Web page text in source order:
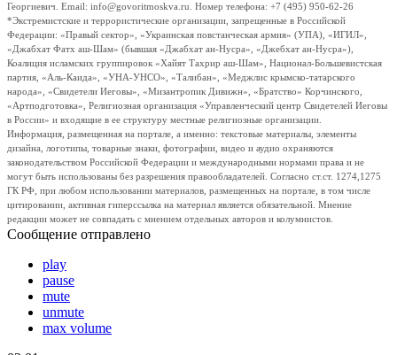
Георгиевич. Email: info@govoritmoskva.ru. Номер телефона: +7 (495) 950-62-26
*Экстремистские и террористические организации, запрещенные в Российской
Федерации: «Правый сектор», «Украинская повстанческая армия» (УПА), «ИГИЛ»,
«Джабхат Фатх аш-Шам» (бывшая «Джабхат ан-Нусра», «Джебхат ан-Нусра»),
Коалиция исламских группировок «Хайят Тахрир аш-Шам», Национал-Большевистская
партия, «Аль-Каида», «УНА-УНСО», «Талибан», «Меджлис крымско-татарского
народа», «Свидетели Иеговы», «Мизантропик Дивижн», «Братство» Корчинского,
«Артподготовка», Религиозная организация «Управленческий центр Свидетелей Иеговы
в России» и входящие в ее структуру местные религиозные организации.
Информация, размещенная на портале, а именно: текстовые материалы, элементы
дизайна, логотипы, товарные знаки, фотографии, видео и аудио охраняются
законодательством Российской Федерации и международными нормами права и не
могут быть использованы без разрешения правообладателей. Согласно ст.ст. 1274,1275
ГК РФ, при любом использовании материалов, размещенных на портале, в том числе
цитировании, активная гиперссылка на материал является обязательной. Мнение
редакции может не совпадать с мнением отдельных авторов и колумнистов.
Сообщение отправлено
play
pause
mute
unmute
max volume